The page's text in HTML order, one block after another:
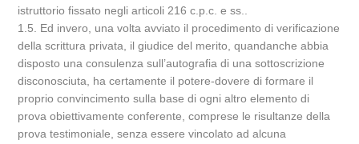
istruttorio fissato negli articoli 216 c.p.c. e ss..
1.5. Ed invero, una volta avviato il procedimento di verificazione
della scrittura privata, il giudice del merito, quandanche abbia
disposto una consulenza sull’autografia di una sottoscrizione
disconosciuta, ha certamente il potere-dovere di formare il
proprio convincimento sulla base di ogni altro elemento di
prova obiettivamente conferente, comprese le risultanze della
prova testimoniale, senza essere vincolato ad alcuna